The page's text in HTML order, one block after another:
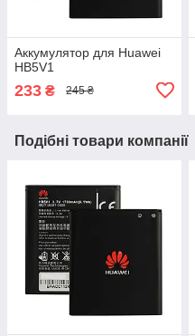
Аккумулятор для Huawei
HB5V1
233 ₴ 245 ₴
Подібні товари компанії